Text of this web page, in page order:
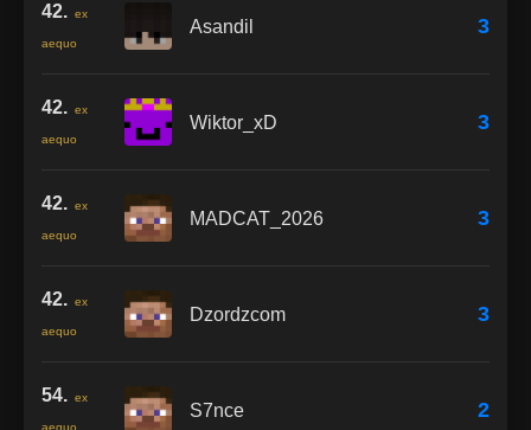
42. ex
aequo
Asandil 3
42. ex
aequo
Wiktor_xD 3
42. ex
aequo
MADCAT_2026 3
42. ex
aequo
Dzordzcom 3
54. ex
aequo
S7nce 2